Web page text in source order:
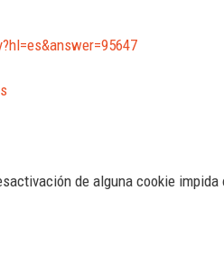
de alguna cookie